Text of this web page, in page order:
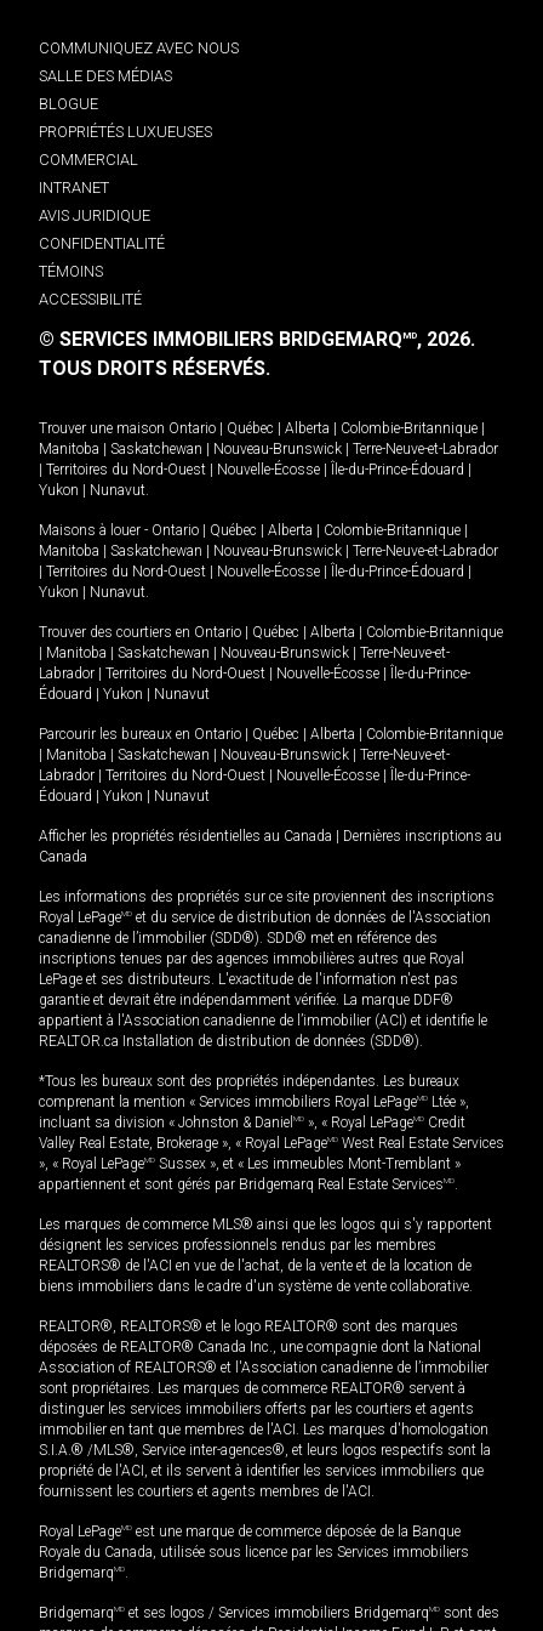
COMMUNIQUEZ AVEC NOUS
SALLE DES MÉDIAS
BLOGUE
PROPRIÉTÉS LUXUEUSES
COMMERCIAL
INTRANET
AVIS JURIDIQUE
CONFIDENTIALITÉ
TÉMOINS
ACCESSIBILITÉ
© SERVICES IMMOBILIERS BRIDGEMARQMD, 2026.
TOUS DROITS RÉSERVÉS.
Trouver une maison Ontario Québec Alberta Colombie-Britannique
Manitoba
Saskatchewan Nouveau-Brunswick
Terre-Neuve-et-Labrador
Territoires du Nord-Ouest Nouvelle-Écosse Île-du-Prince-Édouard
Yukon
Nunavut.
Maisons à louer - Ontario Québec Alberta Colombie-Britannique
Manitoba
Saskatchewan Nouveau-Brunswick
Terre-Neuve-et-Labrador
Territoires du Nord-Ouest Nouvelle-Écosse Île-du-Prince-Édouard
Yukon
Nunavut.
Trouver des courtiers en Ontario Québec Alberta
Colombie-Britannique
Manitoba Saskatchewan Nouveau-Brunswick
Terre-Neuve-et-
Labrador
Territoires du Nord-Ouest Nouvelle-Écosse
Île-du-Prince-
Édouard
Yukon Nunavut
Parcourir les bureaux en Ontario Québec Alberta
Colombie-Britannique
Manitoba Saskatchewan Nouveau-Brunswick
Terre-Neuve-et-
Labrador
Territoires du Nord-Ouest Nouvelle-Écosse
Île-du-Prince-
Édouard
Yukon Nunavut
Afficher les propriétés résidentielles au Canada
Dernières inscriptions au
Canada
Les informations des propriétés sur ce site proviennent des inscriptions
Royal LePageMD et du service de distribution de données de l'Association
canadienne de l’immobilier (SDD®). SDD® met en référence des
inscriptions tenues par des agences immobilières autres que Royal
LePage et ses distributeurs. L'exactitude de l'information n'est pas
garantie et devrait être indépendamment vérifiée. La marque DDF®
appartient à l'Association canadienne de l’immobilier (ACI) et identifie le
REALTOR.ca Installation de distribution de données (SDD®).
*Tous les bureaux sont des propriétés indépendantes. Les bureaux
comprenant la mention « Services immobiliers Royal LePageMD Ltée »,
incluant sa division « Johnston & Daniel MD », « Royal LePageMD Credit
Valley Real Estate, Brokerage », « Royal LePageMD West Real Estate Services
», « Royal LePageMD Sussex », et « Les immeubles Mont-Tremblant »
appartiennent et sont gérés par Bridgemarq Real Estate ServicesMD.
Les marques de commerce MLS® ainsi que les logos qui s'y rapportent
désignent les services professionnels rendus par les membres
REALTORS® de l'ACI en vue de l'achat, de la vente et de la location de
biens immobiliers dans le cadre d'un système de vente collaborative.
REALTOR®, REALTORS® et le logo REALTOR® sont des marques
déposées de REALTOR® Canada Inc., une compagnie dont la National
Association of REALTORS® et l'Association canadienne de l’immobilier
sont propriétaires. Les marques de commerce REALTOR® servent à
distinguer les services immobiliers offerts par les courtiers et agents
immobilier en tant que membres de l'ACI. Les marques d'homologation
S.I.A.® /MLS®, Service inter-agences®, et leurs logos respectifs sont la
propriété de l'ACI, et ils servent à identifier les services immobiliers que
fournissent les courtiers et agents membres de l'ACI.
Royal LePageMD est une marque de commerce déposée de la Banque
Royale du Canada, utilisée sous licence par les Services immobiliers
BridgemarqMD.
BridgemarqMD et ses logos / Services immobiliers BridgemarqMD sont des